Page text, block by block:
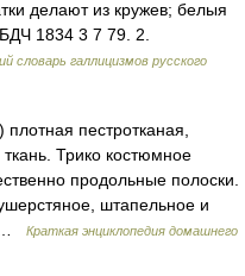
делают из кружев; белыя
1834 3 7 79. 2.
словарь галлицизмов русского
пестротканая,
Трико костюмное
продольные полоски.
штапельное и
…
Краткая энциклопедия домашнего